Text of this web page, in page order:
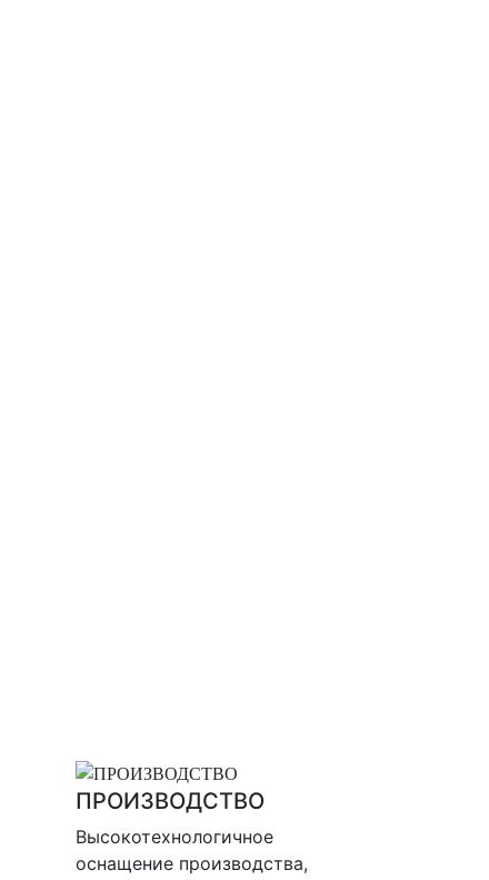
ПРОИЗВОДСТВО
Высокотехнологичное
оснащение производства,